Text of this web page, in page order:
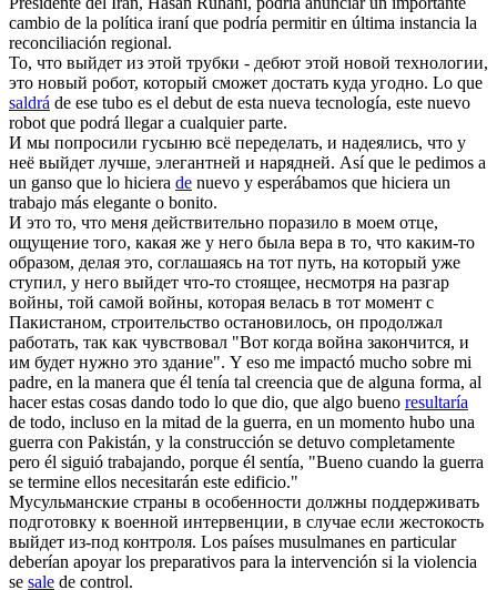
cambio de la política iraní que podría permitir en última instancia la
reconciliación regional.
То, что выйдет из этой трубки - дебют этой новой технологии,
это новый робот, который сможет достать куда угодно. Lo que
saldrá de ese tubo es el debut de esta nueva tecnología, este nuevo
robot que podrá llegar a cualquier parte.
И мы попросили гусыню всё переделать, и надеялись, что у
неё выйдет лучше, элегантней и нарядней. Así que le pedimos a
un ganso que lo hiciera de nuevo y esperábamos que hiciera un
trabajo más elegante o bonito.
И это то, что меня действительно поразило в моем отце,
ощущение того, какая же у него была вера в то, что каким-то
образом, делая это, соглашаясь на тот путь, на который уже
ступил, у него выйдет что-то стоящее, несмотря на разгар
войны, той самой войны, которая велась в тот момент с
Пакистаном, строительство остановилось, он продолжал
работать, так как чувствовал "Вот когда война закончится, и
им будет нужно это здание". Y eso me impactó mucho sobre mi
padre, en la manera que él tenía tal creencia que de alguna forma, al
hacer estas cosas dando todo lo que dio, que algo bueno resultaría
de todo, incluso en la mitad de la guerra, en un momento hubo una
guerra con Pakistán, y la construcción se detuvo completamente
pero él siguió trabajando, porque él sentía, "Bueno cuando la guerra
se termine ellos necesitarán este edificio."
Мусульманские страны в особенности должны поддерживать
подготовку к военной интервенции, в случае если жестокость
выйдет из-под контроля. Los países musulmanes en particular
deberían apoyar los preparativos para la intervención si la violencia
se sale de control.